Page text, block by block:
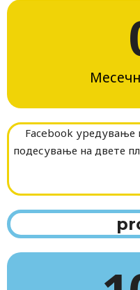
Facebook уредување
подесување на двете